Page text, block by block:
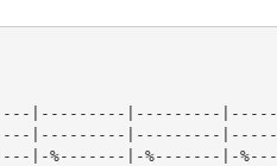
|---------|---------
|---------|---------
|-%-------|-%-------|-